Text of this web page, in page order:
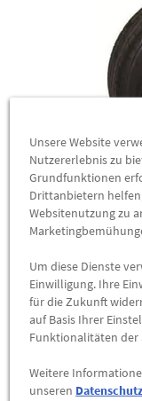
SPRÜH-FOLIE,
SPRÜH-FOLIE, weiß
Schnell und sicher!
Wer jetzt seinen
festzulegen, ist hier
Die neuartige
Die gummiartige
Unsere Website
Nutzererlebnis zu
Grundfunktionen
Drittanbietern
Websitenutzung zu
Um diese Dienste
Einwilligung. Ihre
für die Zukunft
auf Basis Ihrer
Funktionalitäten der
Weitere
unseren